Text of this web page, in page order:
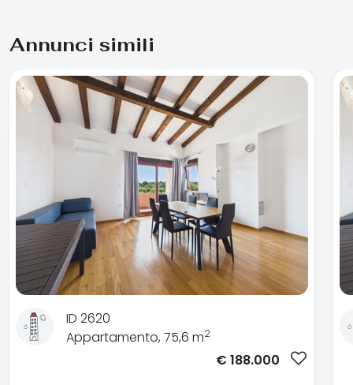
Annunci simili
ID 2620
Appartamento, 75,6 m2
€ 188.000